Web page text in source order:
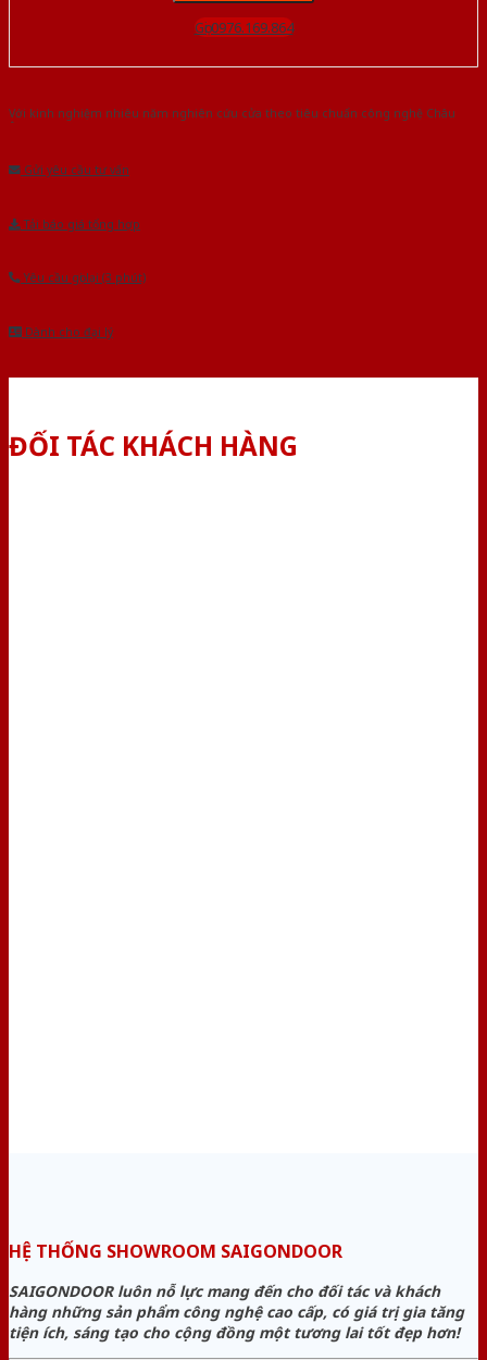
Gọi 0976.169.864
Với kinh nghiệm nhiêu năm nghiên cứu cửa theo tiêu chuẩn công nghệ Châu
Gửi yêu cầu tư vấn
Tải báo giá tổng hợp
Yêu cầu gọi lại (3 phút)
Dành cho đại lý
ĐỐI TÁC KHÁCH HÀNG
HỆ THỐNG SHOWROOM SAIGONDOOR
SAIGONDOOR luôn nỗ lực mang đến cho đối tác và khách
hàng những sản phẩm công nghệ cao cấp, có giá trị gia tăng
tiện ích, sáng tạo cho cộng đồng một tương lai tốt đẹp hơn!